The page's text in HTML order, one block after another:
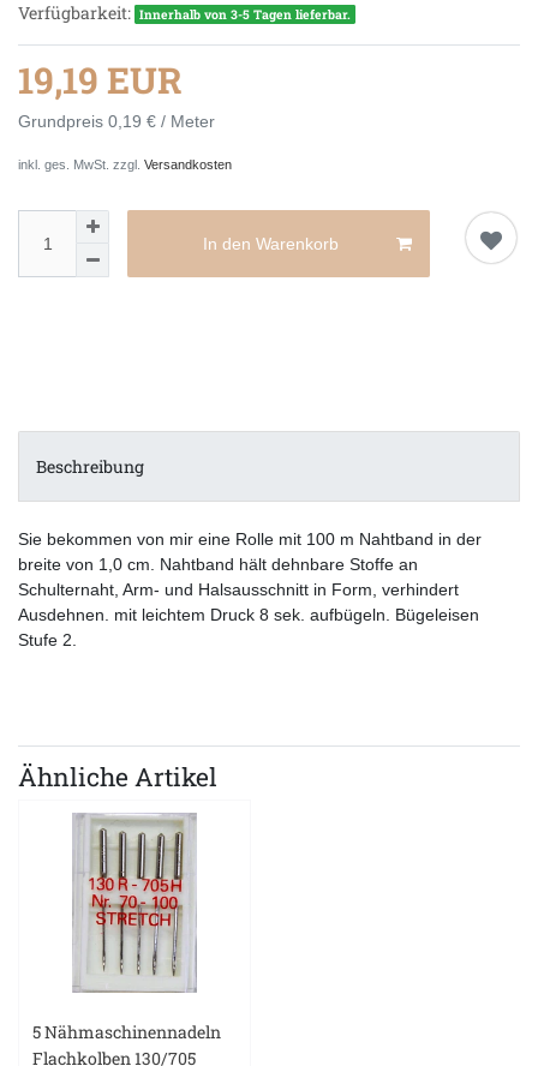
Verfügbarkeit: Innerhalb von 3-5 Tagen lieferbar.
19,19 EUR
Grundpreis 0,19 € / Meter
inkl. ges. MwSt. zzgl. Versandkosten
In den Warenkorb
Beschreibung
Sie bekommen von mir eine Rolle mit 100 m Nahtband in der
breite von 1,0 cm. Nahtband hält dehnbare Stoffe an
Schulternaht, Arm- und Halsausschnitt in Form, verhindert
Ausdehnen. mit leichtem Druck 8 sek. aufbügeln. Bügeleisen
Stufe 2.
Ähnliche Artikel
5 Nähmaschinennadeln
Flachkolben 130/705